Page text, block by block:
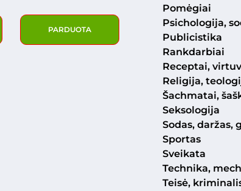
PARDUOTA
Pomėgiai
Psichologija,
Publicistika
Rankdarbiai
Receptai,
Religija,
Šachmatai,
Seksologija
Sodas, daržas,
Sportas
Sveikata
Technika,
Teisė,